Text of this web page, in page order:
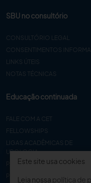
SBU no consultório
CONSULTÓRIO LEGAL
CONSENTIMENTOS
LINKS ÚTEIS
NOTAS TÉCNICAS
Educação continuada
FALE COM A CET
FELLOWSHIPS
LIGAS ACADÊMICAS DE
UROLOGIA
PAPER
PROCET
Este site usa cookies
Leia nossa política de